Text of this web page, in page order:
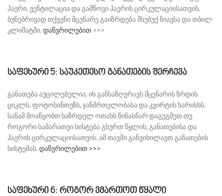
ჰაერი, ვენტილაცია და გამწოვი ჰაერის ცირკულაციისათვის,
ბუნებრივად თქვენი მცენარე გაიზრდება მსუბუქ ნიავსა და თბილ
კლიმატში. დაწვრილებით >>>
საფეხური 5: საუკეთესო განათების შერჩევა
განათება აუცილებელია, ის განსაზღვრავს მცენარის ზრდის
ციკლს, ფოტოსინთეზს, ჯანმრთელობასა და კვირტის ხარისხს.
სანამ მოაწყობთ საზრდელ ოთახს წინასწარ დაგეგმეთ თუ
როგორი სამარათვი სისტება გსურთ წყლის, განათებისა და
ჰაერის ცირკულაციისათვის. ამ თავში განვიხილავთ განათების
სისტემას. დაწვრილებით >>>
საფეხური 6: როგორ ვმართოთ წყალი